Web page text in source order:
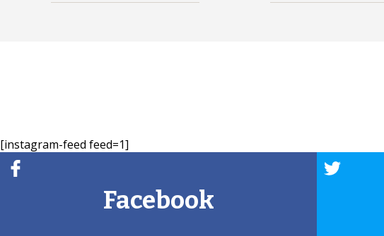
[instagram-feed feed=1]
Facebook